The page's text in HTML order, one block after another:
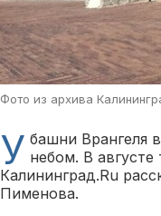
Фото из архива
У башни Врангеля
небом. В
Калининград.Ru
Пименова.